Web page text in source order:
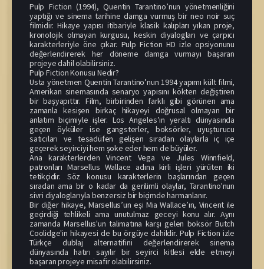
Pulp Fiction (1994), Quentin Tarantino’nun yönetmenliğini
yaptığı ve sinema tarihine damga vurmuş bir neo noir suç
filmidir. Hikaye yapısı itibariyle klasik kalıpları yıkan proje,
kronolojik olmayan kurgusu, keskin diyalogları ve çarpıcı
karakterleriyle öne çıkar. Pulp Fiction HD izle opsiyonunu
değerlendirerek her döneme damga vurmayı başaran
projeye dahil olabilirsiniz.
Pulp Fiction Konusu Nedir?
Usta yönetmen Quentin Tarantino’nun 1994 yapımı kült filmi,
Amerikan sinemasında senaryo yapısını kökten değiştiren
bir başyapıttır. Film, birbirinden farklı gibi görünen ama
zamanla kesişen birkaç hikayeyi doğrusal olmayan bir
anlatım biçimiyle işler. Los Angeles’ın yeraltı dünyasında
geçen öyküler ise gangsterler, boksörler, uyuşturucu
satıcıları ve tesadüfen gelişen sıradan olaylarla iç içe
geçerek seyirciyi hem şoke eder hem de büyüler.
Ana karakterlerden Vincent Vega ve Jules Winnfield,
patronları Marsellus Wallace adına kirli işleri yürüten iki
tetikçidir. Söz konusu karakterlerin başlarından geçen
sıradan ama bir o kadar da gerilimli olaylar, Tarantino'nun
sivri diyaloglarıyla benzersiz bir biçimde harmanlanır.
Bir diğer hikaye, Marsellus’un eşi Mia Wallace’ın, Vincent ile
geçirdiği tehlikeli ama unutulmaz geceyi konu alır. Aynı
zamanda Marsellus'un talimatına karşı gelen boksör Butch
Coolidge'in hikayesi de bu örgüye dahildir. Pulp Fiction izle
Türkçe dublaj alternatifini değerlendirerek sinema
dünyasında hatırı sayılır bir seyirci kitlesi elde etmeyi
başaran projeye misafir olabilirsiniz.